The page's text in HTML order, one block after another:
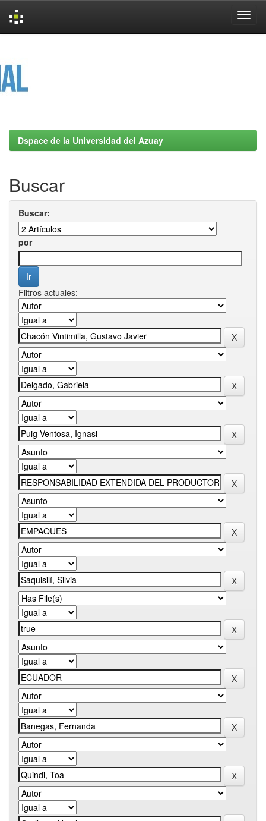
Dspace de la Universidad del Azuay
Buscar
Buscar:
por
Filtros actuales: